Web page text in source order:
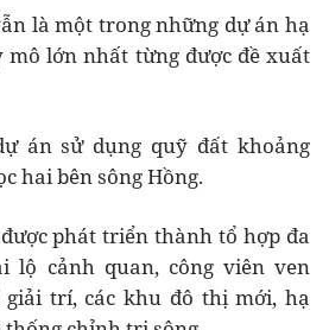
là một trong những dự án hạ
mô lớn nhất từng được đề xuất
án sử dụng quỹ đất khoảng
hai bên sông Hồng.
phát triển thành tổ hợp đa
lộ cảnh quan, công viên ven
trí, các khu đô thị mới, hạ